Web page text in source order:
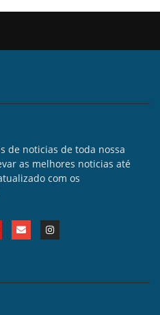
de noticias de toda nossa
as melhores noticias até
com os